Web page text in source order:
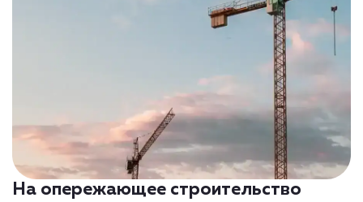
На опережающее строительство